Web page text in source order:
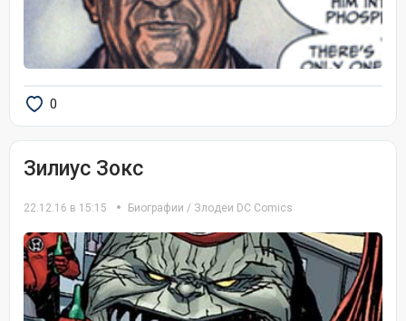
0
Зилиус Зокс
22.12.16 в 15:15 Биографии / Злодеи DC Comics